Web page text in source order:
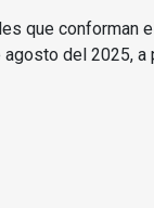
que conforman
del 2025, a